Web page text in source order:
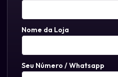
Nome da Loja
Seu Número / Whatsapp